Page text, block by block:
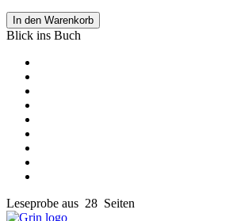
In den Warenkorb
Blick ins Buch
Leseprobe aus 28 Seiten